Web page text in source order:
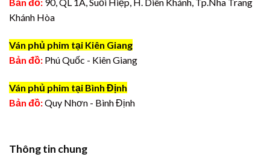
Khánh Hòa
Ván phủ phim tại Kiên Giang
Bản đồ: Phú Quốc - Kiên Giang
Ván phủ phim tại Bình Định
Bản đồ:Quy Nhơn - Bình Định
Thông tin chung